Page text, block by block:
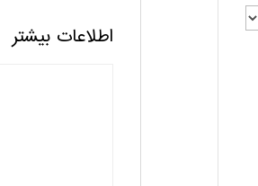
اطلاعات بیشتر